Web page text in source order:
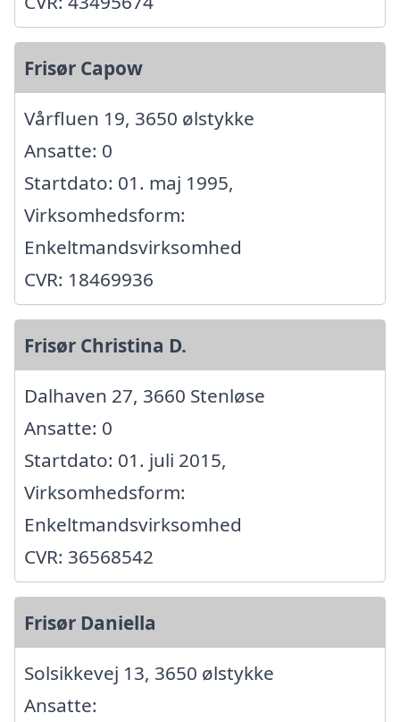
Frisør Capow
Vårfluen 19, 3650 ølstykke
Ansatte: 0
Startdato: 01. maj 1995,
Virksomhedsform:
Enkeltmandsvirksomhed
CVR: 18469936
Frisør Christina D.
Dalhaven 27, 3660 Stenløse
Ansatte: 0
Startdato: 01. juli 2015,
Virksomhedsform:
Enkeltmandsvirksomhed
CVR: 36568542
Frisør Daniella
Solsikkevej 13, 3650 ølstykke
Ansatte: